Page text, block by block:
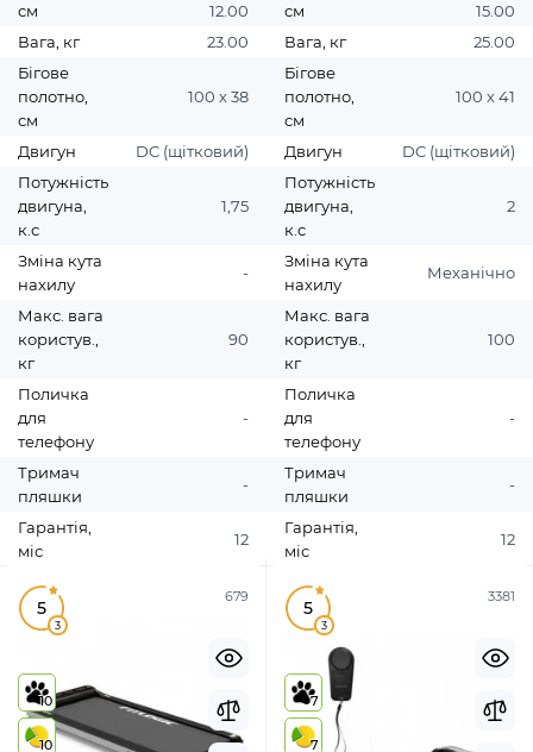
см
12.00
Вага, кг
23.00
Бігове
полотно,
см
100 х 38
Двигун
DC (щітковий)
Потужність
двигуна,
к.с
1,75
Зміна кута
нахилу
-
Макс. вага
користув.,
кг
90
Поличка
для
телефону
-
Тримач
пляшки
-
Гарантія,
міс
12
см
15.00
Вага, кг
25.00
Бігове
полотно,
см
100 х 41
Двигун
DC (щітковий)
Потужність
двигуна,
к.с
2
Зміна кута
нахилу
Механічно
Макс. вага
користув.,
кг
100
Поличка
для
телефону
-
Тримач
пляшки
-
Гарантія,
міс
12
679
5
3
10
10
3381
5
3
7
7